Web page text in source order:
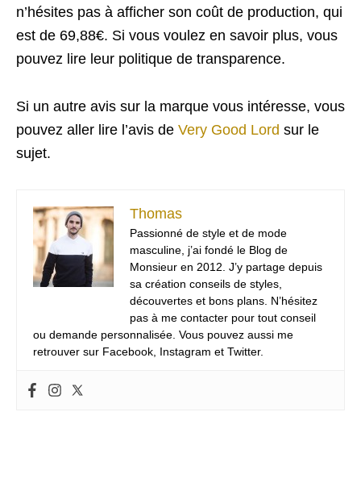
n’hésites pas à afficher son coût de production, qui
est de 69,88€. Si vous voulez en savoir plus, vous
pouvez lire leur politique de transparence.
Si un autre avis sur la marque vous intéresse, vous
pouvez aller lire l’avis de Very Good Lord sur le
sujet.
Thomas
Passionné de style et de mode
masculine, j’ai fondé le Blog de
Monsieur en 2012. J’y partage depuis
sa création conseils de styles,
découvertes et bons plans. N’hésitez
pas à me contacter pour tout conseil
ou demande personnalisée. Vous pouvez aussi me
retrouver sur Facebook, Instagram et Twitter.